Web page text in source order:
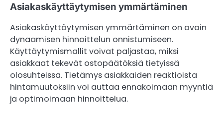
Asiakaskäyttäytymisen ymmärtäminen
Asiakaskäyttäytymisen ymmärtäminen on avain
dynaamisen hinnoittelun onnistumiseen.
Käyttäytymismallit voivat paljastaa, miksi
asiakkaat tekevät ostopäätöksiä tietyissä
olosuhteissa. Tietämys asiakkaiden reaktioista
hintamuutoksiin voi auttaa ennakoimaan myyntiä
ja optimoimaan hinnoittelua.